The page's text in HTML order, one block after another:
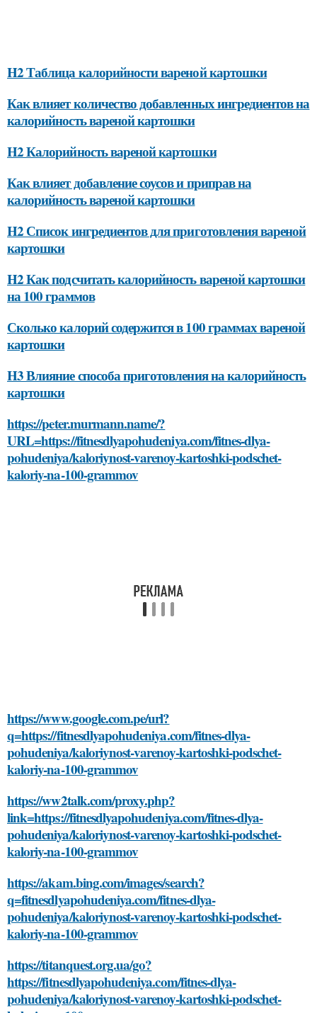
H2 Таблица калорийности вареной картошки
Как влияет количество добавленных ингредиентов на
калорийность вареной картошки
H2 Калорийность вареной картошки
Как влияет добавление соусов и приправ на
калорийность вареной картошки
H2 Список ингредиентов для приготовления вареной
картошки
H2 Как подсчитать калорийность вареной картошки
на 100 граммов
Сколько калорий содержится в 100 граммах вареной
картошки
H3 Влияние способа приготовления на калорийность
картошки
https://peter.murmann.name/?
URL=https://fitnesdlyapohudeniya.com/fitnes-dlya-
pohudeniya/kaloriynost-varenoy-kartoshki-podschet-
kaloriy-na-100-grammov
https://www.google.com.pe/url?
q=https://fitnesdlyapohudeniya.com/fitnes-dlya-
pohudeniya/kaloriynost-varenoy-kartoshki-podschet-
kaloriy-na-100-grammov
https://ww2talk.com/proxy.php?
link=https://fitnesdlyapohudeniya.com/fitnes-dlya-
pohudeniya/kaloriynost-varenoy-kartoshki-podschet-
kaloriy-na-100-grammov
https://akam.bing.com/images/search?
q=fitnesdlyapohudeniya.com/fitnes-dlya-
pohudeniya/kaloriynost-varenoy-kartoshki-podschet-
kaloriy-na-100-grammov
https://titanquest.org.ua/go?
https://fitnesdlyapohudeniya.com/fitnes-dlya-
pohudeniya/kaloriynost-varenoy-kartoshki-podschet-